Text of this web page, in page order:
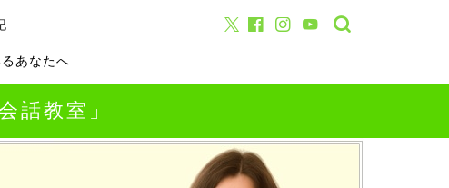
あなたへ
話教室」